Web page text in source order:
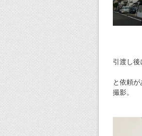
引渡し
と依頼
撮影。